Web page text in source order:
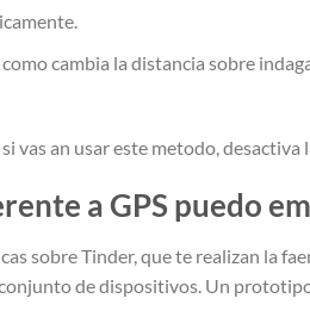
cambia la distancia sobre
vas an usar este metodo, desactiva
a GPS puedo
sobre Tinder, que te realizan la
de dispositivos. Un